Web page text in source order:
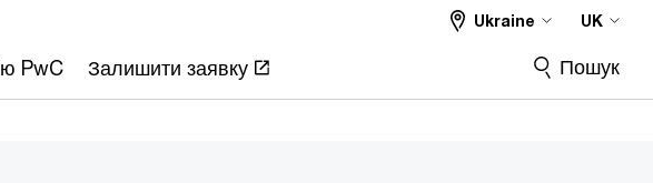
PwC Залишити заявку
Ukraine UK
Пошук